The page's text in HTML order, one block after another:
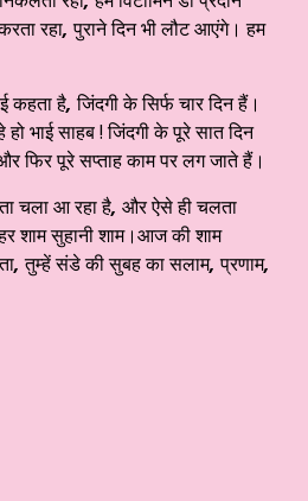
रहा,पुराने दिन भी लौट आएंगे। हम
कहता है,जिंदगी के सिर्फ चार दिन हैं।
भाई साहब ! जिंदगी के पूरे सात दिन
फिर पूरे सप्ताह काम पर लग जाते हैं।
चला आ रहा है, और ऐसे ही चलता
शाम सुहानी शाम।आज की शाम
,तुम्हें संडे की सुबह का सलाम,प्रणाम,